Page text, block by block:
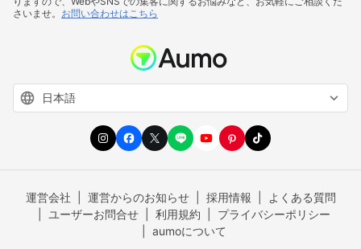
さいませ。 お問い合わせはこちら
運営会社 運営からのお知らせ 採用情報
よくある質問
ユーザーお問合せ
利用規約
プライバシーポリシー
aumoについて